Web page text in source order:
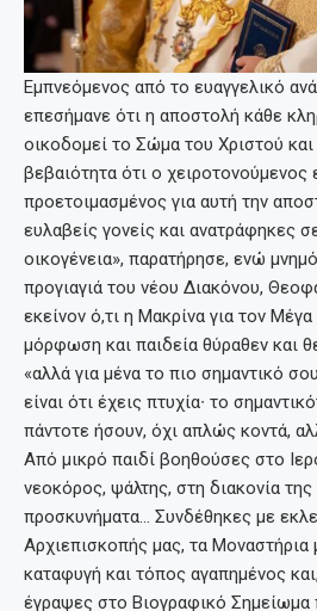
Εμπνεόμενος από το ευαγγελικό
επεσήμανε ότι η αποστολή κάθε
οικοδομεί το Σώμα του Χριστού
βεβαιότητα ότι ο χειροτονούμενος
προετοιμασμένος για αυτή την
ευλαβείς γονείς και ανατράφηκες
οικογένεια», παρατήρησε, ενώ
προγιαγιά του νέου Διακόνου,
εκείνον ό,τι η Μακρίνα για τον
μόρφωση και παιδεία θύραθεν και
«αλλά για μένα το πιο σημαντικό
είναι ότι έχεις πτυχία∙ το
πάντοτε ήσουν, όχι απλώς κοντά,
Από μικρό παιδί βοηθούσες στο
νεοκόρος, ψάλτης, στη διακονία
προσκυνήματα… Συνδέθηκες με
Αρχιεπισκοπής μας, τα Μοναστήρια
καταφυγή και τόπος αγαπημένος
έγραψες στο Βιογραφικό Σημείωμα